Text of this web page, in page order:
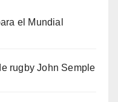
el Mundial
rugby John Semple